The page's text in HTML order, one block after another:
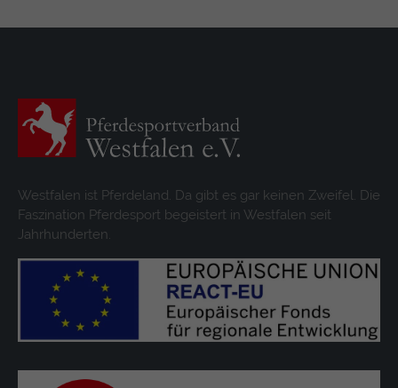
Westfalen ist Pferdeland. Da gibt es gar keinen Zweifel. Die
Faszination Pferdesport begeistert in Westfalen seit
Jahrhunderten.